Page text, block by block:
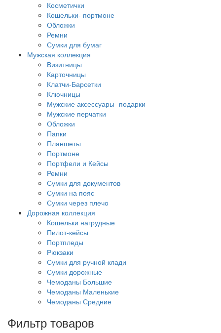
Косметички
Кошельки- портмоне
Обложки
Ремни
Сумки для бумаг
Мужская коллекция
Визитницы
Карточницы
Клатчи-Барсетки
Ключницы
Мужские аксессуары- подарки
Мужские перчатки
Обложки
Папки
Планшеты
Портмоне
Портфели и Кейсы
Ремни
Сумки для документов
Сумки на пояс
Сумки через плечо
Дорожная коллекция
Кошельки нагрудные
Пилот-кейсы
Портпледы
Рюкзаки
Сумки для ручной клади
Сумки дорожные
Чемоданы Большие
Чемоданы Маленькие
Чемоданы Средние
Фильтр товаров